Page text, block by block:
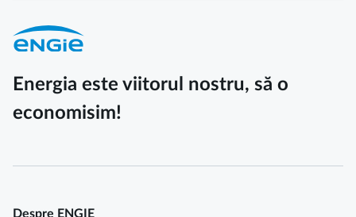
Energia este viitorul nostru, să o
economisim!
Despre ENGIE